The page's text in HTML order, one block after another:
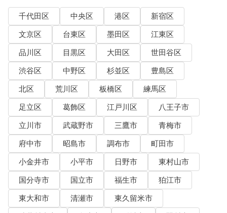
千代田区 中央区 港区
新宿区
文京区
台東区 墨田区
江東区
品川区
目黒区 大田区
世田谷区
渋谷区
中野区 杉並区
豊島区
北区
荒川区 板橋区
練馬区
足立区
葛飾区 江戸川区
八王子市
立川市
武蔵野市 三鷹市
青梅市
府中市
昭島市 調布市
町田市
小金井市
小平市 日野市
東村山市
国分寺市
国立市 福生市
狛江市
東大和市
清瀬市
東久留米市